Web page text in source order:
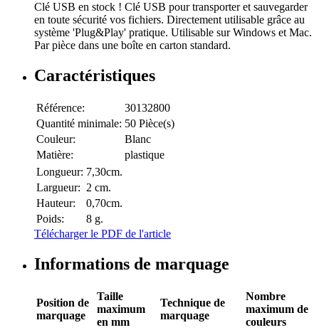
Clé USB en stock ! Clé USB pour transporter et sauvegarder
en toute sécurité vos fichiers. Directement utilisable grâce au
système 'Plug&Play' pratique. Utilisable sur Windows et Mac.
Par pièce dans une boîte en carton standard.
Caractéristiques
Référence:
30132800
Quantité minimale: 50 Pièce(s)
Couleur:
Blanc
Matière:
plastique
Longueur: 7,30cm.
Largueur: 2 cm.
Hauteur:
0,70cm.
Poids:
8 g.
Télécharger le PDF de l'article
Informations de marquage
Position de
marquage
Taille
maximum
en mm
Technique de
marquage
Nombre
maximum de
couleurs